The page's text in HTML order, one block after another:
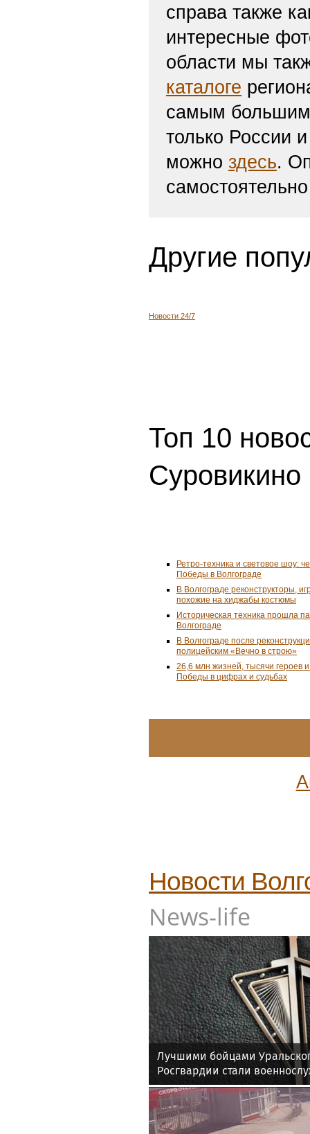
справа также
интересные
области мы
каталоге
самым большим
только России
можно здесь.
Другие
Новости 24/7
Топ 10
Суровикино
Ретро-техника и световое шоу:
Победы в Волгограде
В Волгограде реконструкторы,
похожие на хиджабы костюмы
Историческая техника прошла
Волгограде
В Волгограде после
полицейским «Вечно в строю»
26,6 млн жизней, тысячи героев
Победы в цифрах и судьбах
Новости
News-life
Лучшими бойцами
Росгвардии стали
соединения по охране
государственных объектов